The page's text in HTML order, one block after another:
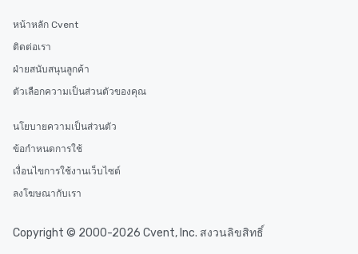
หน้าหลัก Cvent
ติดต่อเรา
ฝ่ายสนับสนุนลูกค้า
ตัวเลือกความเป็นส่วนตัวของคุณ
นโยบายความเป็นส่วนตัว
ข้อกำหนดการใช้
เงื่อนไขการใช้งานเว็บไซต์
ลงโฆษณากับเรา
Copyright © 2000-2026 Cvent, Inc. สงวนลิขสิทธิ์